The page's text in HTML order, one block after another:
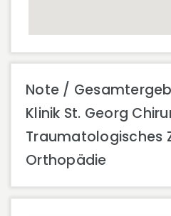
Note /
Klinik St. Georg
Traumatologisches
Orthopädie